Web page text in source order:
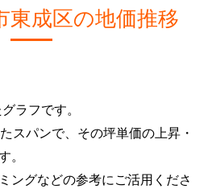
東成区の地価推移
ラフです。
スパンで、その坪単価の上昇・
ングなどの参考にご活用くださ